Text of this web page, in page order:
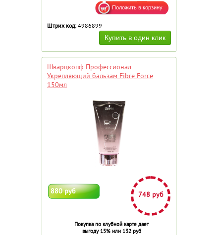
Штрих код: 4986899
Шварцкопф Профессионал
Укрепляющий бальзам Fibre Force
150мл
880 руб 748 руб
Покупка по клубной карте дает
выгоду 15% или 132 руб